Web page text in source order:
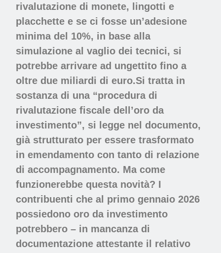
rivalutazione di monete, lingotti e
placchette e se ci fosse un’adesione
minima del 10%, in base alla
simulazione al vaglio dei tecnici, si
potrebbe arrivare ad ungettito fino a
oltre due miliardi di euro.Si tratta in
sostanza di una “procedura di
rivalutazione fiscale dell’oro da
investimento”, si legge nel documento,
già strutturato per essere trasformato
in emendamento con tanto di relazione
di accompagnamento. Ma come
funzionerebbe questa novità? I
contribuenti che al primo gennaio 2026
possiedono oro da investimento
potrebbero – in mancanza di
documentazione attestante il relativo